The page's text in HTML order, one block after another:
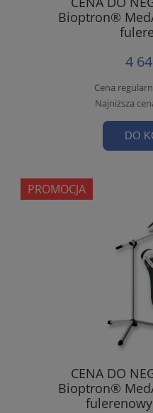
Bioptron®
4
Cena
Najniższa
DO
CENA DO
Bioptron®
PROMOCJA